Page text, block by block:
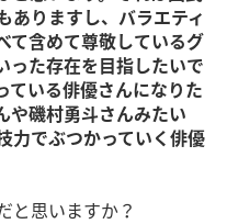
ありますし、バラエティ
て含めて尊敬しているグ
った存在を目指したいで
ている俳優さんになりた
や磯村勇斗さんみたい
力でぶつかっていく俳優
と思いますか？